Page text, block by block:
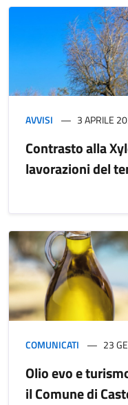
AVVISI 3 APRILE
Contrasto alla
lavorazioni del
COMUNICATI 23
Olio evo e
il Comune di